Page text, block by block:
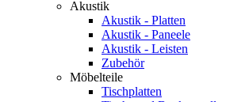
Akustik
Akustik - Platten
Akustik - Paneele
Akustik - Leisten
Zubehör
Möbelteile
Tischplatten